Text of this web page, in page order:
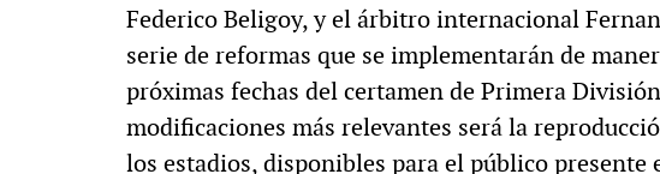
Federico Beligoy, y el árbitro internacional
serie de reformas que se implementarán de
próximas fechas del certamen de Primera
modificaciones más relevantes será la
los estadios, disponibles para el público presente